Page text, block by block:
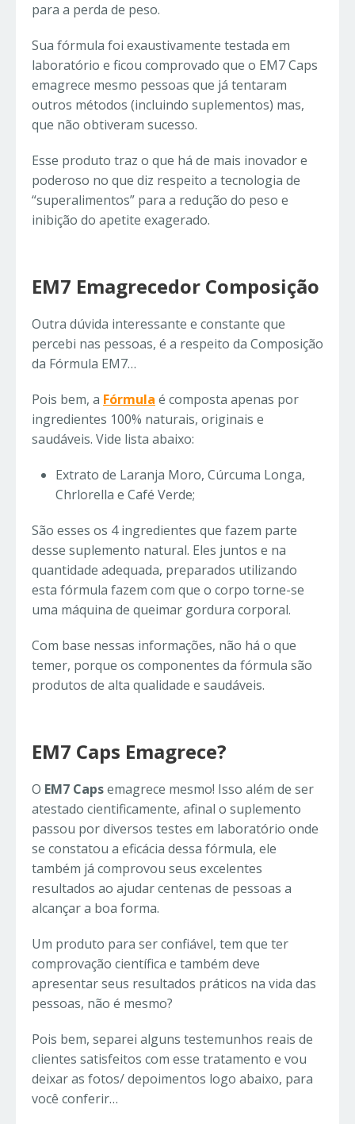
para a perda de peso.
Sua fórmula foi exaustivamente testada em
laboratório e ficou comprovado que o EM7 Caps
emagrece mesmo pessoas que já tentaram
outros métodos (incluindo suplementos) mas,
que não obtiveram sucesso.
Esse produto traz o que há de mais inovador e
poderoso no que diz respeito a tecnologia de
“superalimentos” para a redução do peso e
inibição do apetite exagerado.
EM7 Emagrecedor Composição
Outra dúvida interessante e constante que
percebi nas pessoas, é a respeito da Composição
da Fórmula EM7…
Pois bem, a Fórmula é composta apenas por
ingredientes 100% naturais, originais e
saudáveis. Vide lista abaixo:
Extrato de Laranja Moro, Cúrcuma Longa,
Chrlorella e Café Verde;
São esses os 4 ingredientes que fazem parte
desse suplemento natural. Eles juntos e na
quantidade adequada, preparados utilizando
esta fórmula fazem com que o corpo torne-se
uma máquina de queimar gordura corporal.
Com base nessas informações, não há o que
temer, porque os componentes da fórmula são
produtos de alta qualidade e saudáveis.
EM7 Caps Emagrece?
O EM7 Capsemagrece mesmo! Isso além de ser
atestado cientificamente, afinal o suplemento
passou por diversos testes em laboratório onde
se constatou a eficácia dessa fórmula, ele
também já comprovou seus excelentes
resultados ao ajudar centenas de pessoas a
alcançar a boa forma.
Um produto para ser confiável, tem que ter
comprovação científica e também deve
apresentar seus resultados práticos na vida das
pessoas, não é mesmo?
Pois bem, separei alguns testemunhos reais de
clientes satisfeitos com esse tratamento e vou
deixar as fotos/ depoimentos logo abaixo, para
você conferir…